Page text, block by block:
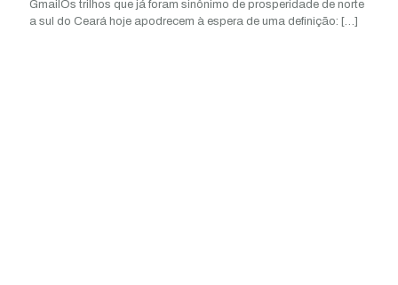
GmailOs trilhos que já foram sinônimo de prosperidade de norte
a sul do Ceará hoje apodrecem à espera de uma definição: […]